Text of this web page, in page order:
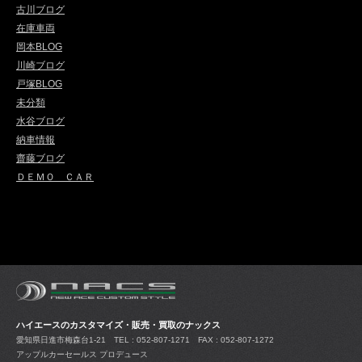
古川ブログ
在庫車両
岡本BLOG
川崎ブログ
戸塚BLOG
未分類
水谷ブログ
納車情報
齋藤ブログ
ＤＥＭＯ ＣＡＲ
ハイエースのカスタマイズ・販売・買取のナックス
愛知県日進市梅森台1-21 TEL : 052-807-1271 FAX : 052-807-1272
アップルカーセールス プロデュース